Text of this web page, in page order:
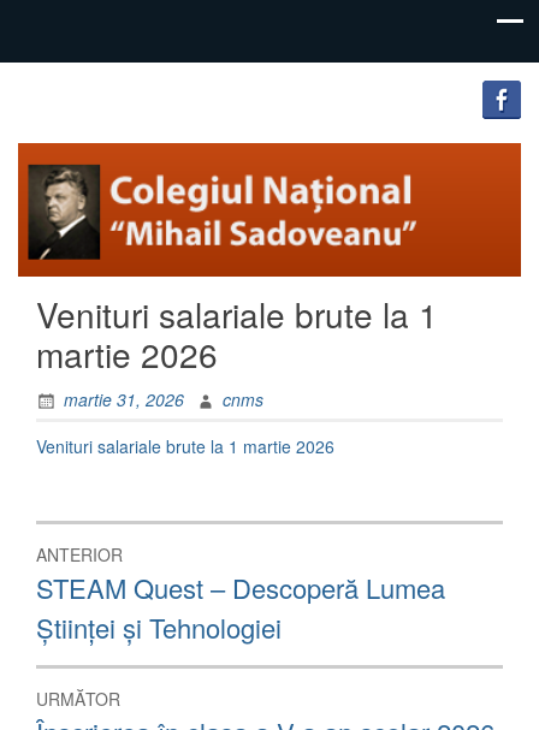
Colegiul
Național
„Mihail
Sadoveanu”
Pașcani
"Inima
educației
este
educația
inimii!"
Venituri salariale brute la 1
martie 2026
martie 31, 2026
cnms
Venituri salariale brute la 1 martie 2026
Navigare
în
articole
ANTERIOR
Articolul
anterior:
STEAM Quest – Descoperă Lumea
Științei și Tehnologiei
URMĂTOR
Articolul